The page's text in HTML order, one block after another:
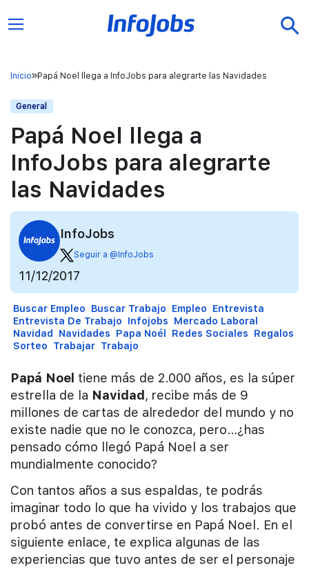
Inicio Papá Noel llega a InfoJobs para alegrarte las Navidades
General
Papá Noel llega a
InfoJobs para alegrarte
las Navidades
InfoJobs
Seguir a @InfoJobs
11/12/2017
Buscar Empleo Buscar Trabajo Empleo Entrevista
Entrevista De Trabajo Infojobs Mercado Laboral
Navidad Navidades Papa Noél Redes Sociales Regalos
Sorteo Trabajar Trabajo
Papá Noel tiene más de 2.000 años, es la súper
estrella de la Navidad , recibe más de 9
millones de cartas de alrededor del mundo y no
existe nadie que no le conozca, pero…¿has
pensado cómo llegó Papá Noel a ser
mundialmente conocido?
Con tantos años a sus espaldas, te podrás
imaginar todo lo que ha vivido y los trabajos que
probó antes de convertirse en Papá Noel. En el
siguiente enlace, te explica algunas de las
experiencias que tuvo antes de ser el personaje